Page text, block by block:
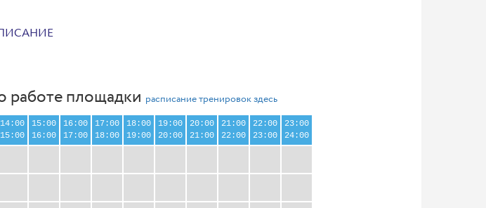
работе площадки расписание тренировок здесь
14:00
15:00
15:00
16:00
16:00
17:00
17:00
18:00
18:00
19:00
19:00
20:00
20:00
21:00
21:00
22:00
22:00
23:00
23:00
24:00